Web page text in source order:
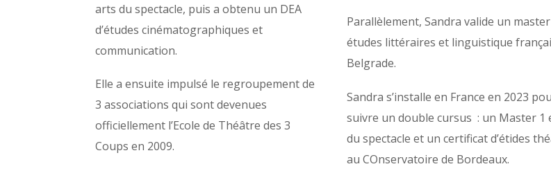
arts du spectacle, puis a obtenu un DEA
d’études cinématographiques et
communication.
Elle a ensuite impulsé le regroupement de
3 associations qui sont devenues
officiellement l’Ecole de Théâtre des 3
Coups en 2009.
Parallèlement, Sandra valide un
études littéraires et linguistique
Belgrade.
Sandra s’installe en France en 2023
suivre un double cursus : un Master 1
du spectacle et un certificat d’étides
au COnservatoire de Bordeaux.